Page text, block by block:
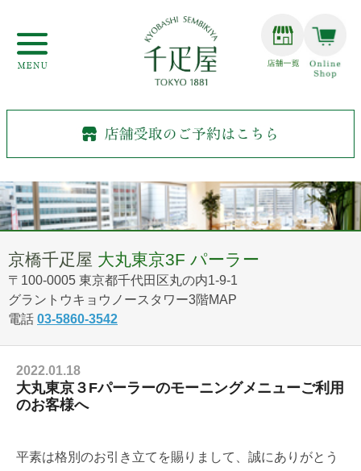
京橋千疋屋 大丸東京3F パーラー
〒100-0005 東京都千代田区丸の内1-9-1
グラントウキョウノースタワー3階MAP
電話 03-5860-3542
2022.01.18
大丸東京３Fパーラーのモーニングメニューご利用
のお客様へ
平素は格別のお引き立てを賜りまして、誠にありがとう